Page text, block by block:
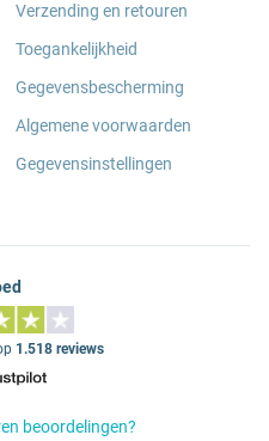
Verzending en retouren
Toegankelijkheid
Gegevensbescherming
Algemene voorwaarden
Gegevensinstellingen
1.518 reviews
beoordelingen?